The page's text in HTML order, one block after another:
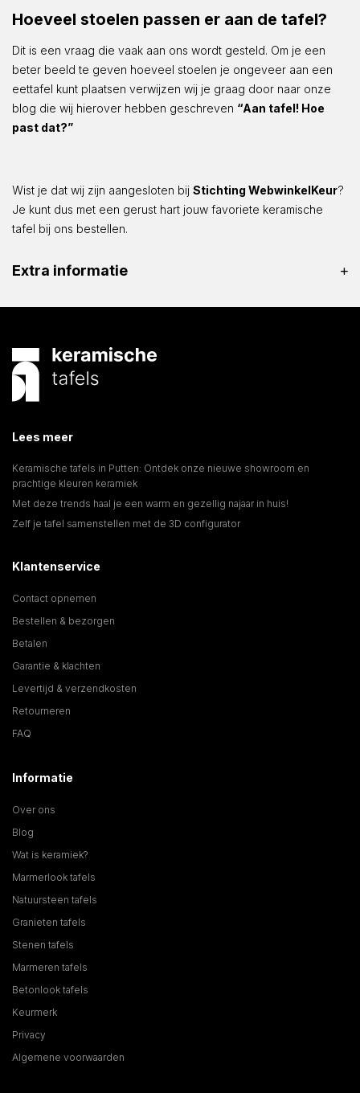
Hoeveel stoelen passen er aan de tafel?
Dit is een vraag die vaak aan ons wordt gesteld. Om je een
beter beeld te geven hoeveel stoelen je ongeveer aan een
eettafel kunt plaatsen verwijzen wij je graag door naar onze
blog die wij hierover hebben geschreven “Aan tafel! Hoe
past dat?”
Wist je dat wij zijn aangesloten bij Stichting WebwinkelKeur?
Je kunt dus met een gerust hart jouw favoriete keramische
tafel bij ons bestellen.
Extra informatie
Lees meer
Keramische tafels in Putten: Ontdek onze nieuwe showroom en
prachtige kleuren keramiek
Met deze trends haal je een warm en gezellig najaar in huis!
Zelf je tafel samenstellen met de 3D configurator
Klantenservice
Contact opnemen
Bestellen & bezorgen
Betalen
Garantie & klachten
Levertijd & verzendkosten
Retourneren
FAQ
Informatie
Over ons
Blog
Wat is keramiek?
Marmerlook tafels
Natuursteen tafels
Granieten tafels
Stenen tafels
Marmeren tafels
Betonlook tafels
Keurmerk
Privacy
Algemene voorwaarden